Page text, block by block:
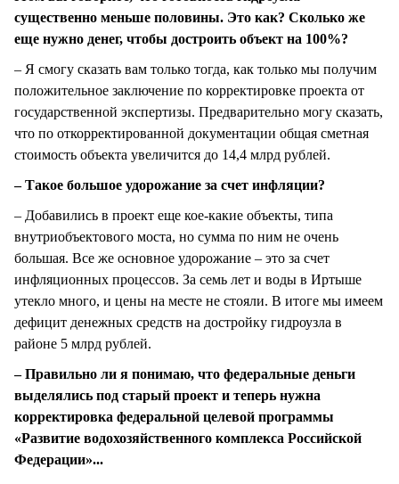
существенно меньше половины. Это как? Сколько же
еще нужно денег, чтобы достроить объект на 100%?
– Я смогу сказать вам только тогда, как только мы получим
положительное заключение по корректировке проекта от
государственной экспертизы. Предварительно могу сказать,
что по откорректированной документации общая сметная
стоимость объекта увеличится до 14,4 млрд рублей.
– Такое большое удорожание за счет инфляции?
– Добавились в проект еще кое-какие объекты, типа
внутриобъектового моста, но сумма по ним не очень
большая. Все же основное удорожание – это за счет
инфляционных процессов. За семь лет и воды в Иртыше
утекло много, и цены на месте не стояли. В итоге мы имеем
дефицит денежных средств на достройку гидроузла в
районе 5 млрд рублей.
– Правильно ли я понимаю, что федеральные деньги
выделялись под старый проект и теперь нужна
корректировка федеральной целевой программы
«Развитие водохозяйственного комплекса Российской
Федерации»...